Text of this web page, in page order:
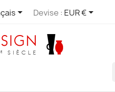
 Devise : EUR €